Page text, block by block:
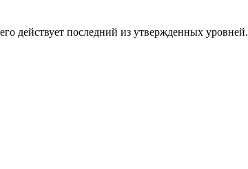
действует последний из утвержденных уровней.